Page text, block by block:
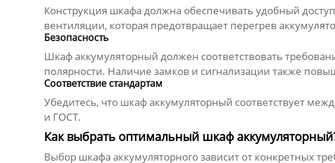
Конструкция шкафа должна обеспечивать удобный
вентиляции, которая предотвращает перегрев
Безопасность
Шкаф аккумуляторный должен соответствовать
полярности. Наличие замков и сигнализации также
Соответствие стандартам
Убедитесь, что шкаф аккумуляторный соответствует
и ГОСТ.
Как выбрать оптимальный шкаф
Выбор шкафа аккумуляторногозависит от конкретных